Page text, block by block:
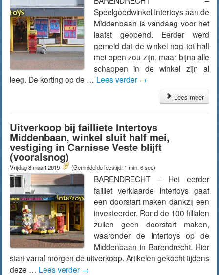
Speelgoedwinkel Intertoys aan de
Middenbaan is vandaag voor het
laatst geopend. Eerder werd
gemeld dat de winkel nog tot half
mei open zou zijn, maar bijna alle
schappen in de winkel zijn al
leeg. De korting op de … Lees verder →
Lees meer
Uitverkoop bij failliete Intertoys
Middenbaan, winkel sluit half mei,
vestiging in Carnisse Veste blijft
(vooralsnog)
Vrijdag 8 maart 2019 (Gemiddelde leestijd: 1 min, 6 sec)
BARENDRECHT – Het eerder
failliet verklaarde Intertoys gaat
een doorstart maken dankzij een
investeerder. Rond de 100 fillialen
zullen geen doorstart maken,
waaronder de Intertoys op de
Middenbaan in Barendrecht. Hier
start vanaf morgen de uitverkoop. Artikelen gekocht tijdens
deze … Lees verder →